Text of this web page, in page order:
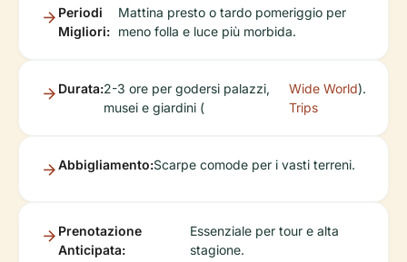
Periodi
Migliori:
Mattina presto o tardo pomeriggio per
meno folla e luce più morbida.
Durata:2-3 ore per godersi palazzi,
musei e giardini (
Wide World
Trips
).
Abbigliamento:Scarpe comode per i vasti terreni.
Prenotazione
Anticipata:
Essenziale per tour e alta
stagione.